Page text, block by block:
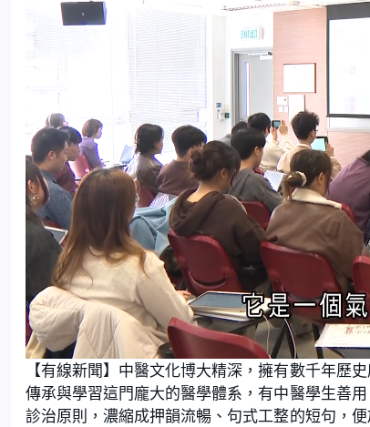
n
m
u
t
e
L
d
:
2
.
【有線新聞】中醫文化博大精深，擁有數千年歷
傳承與學習這門龐大的醫學體系，有中醫學生善
診治原則，濃縮成押韻流暢、句式工整的短句，